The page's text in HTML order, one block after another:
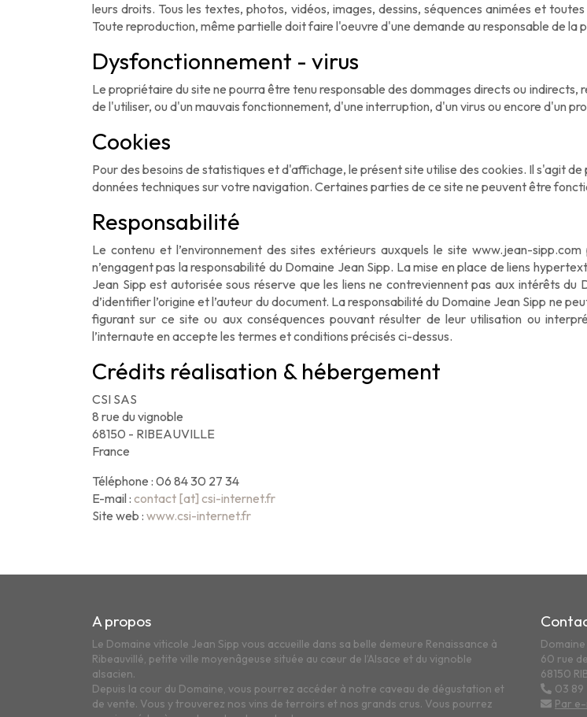
leurs droits. Tous les textes, photos, vidéos, images, dessins, séquences animées et
Toute reproduction, même partielle doit faire l'oeuvre d'une demande au responsable de la
Dysfonctionnement - virus
Le propriétaire du site ne pourra être tenu responsable des dommages directs ou
de l'utiliser, ou d'un mauvais fonctionnement, d'une interruption, d'un virus ou encore d'un
Cookies
Pour des besoins de statistiques et d'affichage, le présent site utilise des cookies. Il s'agit
données techniques sur votre navigation. Certaines parties de ce site ne peuvent être
Responsabilité
Le contenu et l’environnement des sites extérieurs auxquels le site www.jean-
n’engagent pas la responsabilité du Domaine Jean Sipp. La mise en place de liens
Jean Sipp est autorisée sous réserve que les liens ne contreviennent pas aux intérêts du
d’identifier l’origine et l’auteur du document. La responsabilité du Domaine Jean Sipp ne
figurant sur ce site ou aux conséquences pouvant résulter de leur utilisation ou
l’internaute en accepte les termes et conditions précisés ci-dessus.
Crédits réalisation & hébergement
CSI SAS
8 rue du vignoble
68150 - RIBEAUVILLE
France
Téléphone : 06 84 30 27 34
E-mail : contact [at] csi-internet.fr
Site web : www.csi-internet.fr
A propos
Le Domaine viticole Jean Sipp vous accueille dans sa belle demeure Renaissance à
Ribeauvillé, petite ville moyenâgeuse située au cœur de l’Alsace et du vignoble
alsacien.
Depuis la cour du Domaine, vous pourrez accéder à notre caveau de dégustation et
de vente. Vous y trouverez nos vins de terroirs et nos grands crus. Vous pourrez
60 rue
68150
03 89
Par